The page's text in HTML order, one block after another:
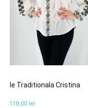
Ie Traditionala Cristina
119,00 lei